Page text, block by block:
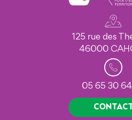
125 rue des
46000
05 65 30